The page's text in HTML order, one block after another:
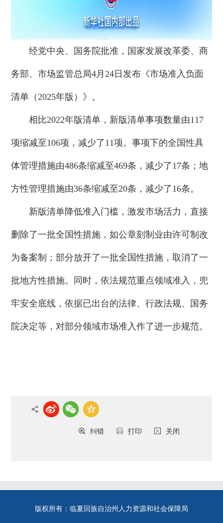
经党中央、国务院批准，国家发展改革委、商
务部、市场监管总局4月24日发布《市场准入负面
清单（2025年版）》。
相比2022年版清单，新版清单事项数量由117
项缩减至106项，减少了11项。事项下的全国性具
体管理措施由486条缩减至469条，减少了17条；地
方性管理措施由36条缩减至20条，减少了16条。
新版清单降低准入门槛，激发市场活力，直接
删除了一批全国性措施，如公章刻制业由许可制改
为备案制；部分放开了一批全国性措施，取消了一
批地方性措施。同时，依法规范重点领域准入，兜
牢安全底线，依据已出台的法律、行政法规、国务
院决定等，对部分领域市场准入作了进一步规范。
关闭
打印
纠错
版权所有：临夏回族自治州人力资源和社会保障局